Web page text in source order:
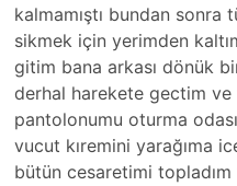
kalmamıştı bundan sonra
sikmek için yerimden
gitim bana arkası dönük
derhal harekete gectim
pantolonumu oturma
vucut kıremini yarağıma
bütün cesaretimi